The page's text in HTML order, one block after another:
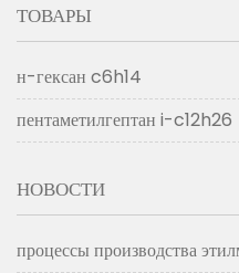
ТОВАРЫ
н-гексан c6h14
пентаметилгептан i-c12h26
НОВОСТИ
процессы производства